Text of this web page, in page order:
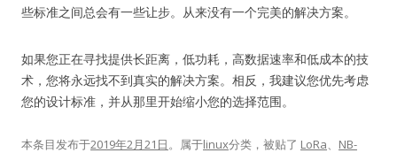
些标准之间总会有一些让步。 从来没有一个完美的解决方案。
如果您正在寻找提供长距离，低功耗，高数据速率和低成本的技
术，您将永远找不到真实的解决方案。 相反，我建议您优先考虑
您的设计标准，并从那里开始缩小您的选择范围。
本条目发布于2019年2月21日。属于linux分类，被贴了 LoRa、 NB-